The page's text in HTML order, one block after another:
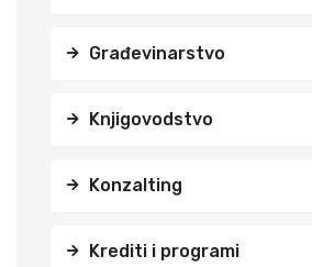
Građevinarstvo
Knjigovodstvo
Konzalting
Krediti i programi